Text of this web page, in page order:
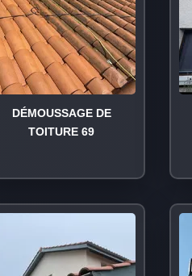
DÉMOUSSAGE DE
TOITURE 69